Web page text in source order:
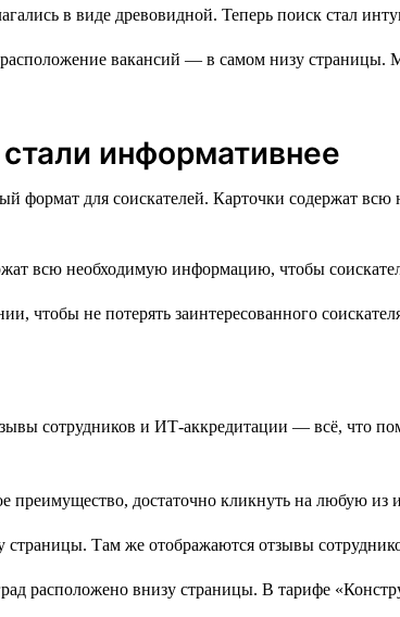
вакансий — в самом низу страницы.
информативнее
формат для соискателей. Карточки содержат
чтобы не потерять заинтересованного
сотрудников и ИТ-аккредитации — всё, что
преимущество, достаточно кликнуть на любую из
расположено внизу страницы. В тарифе